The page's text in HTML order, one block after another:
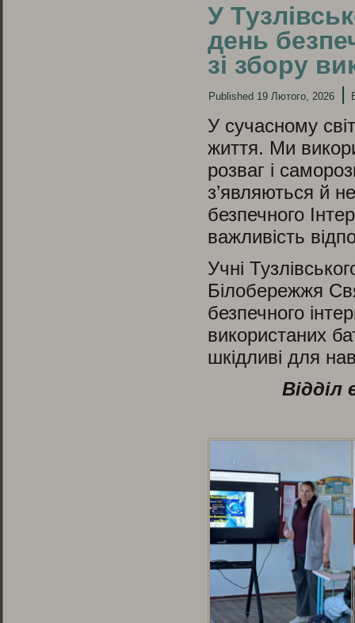
У
день
зі збору
Published 19 Лютого, 2026 |
У сучасному
життя. Ми
розваг і
з’являються й
безпечного
важливість
Учні
Білобережжя
безпечного
використаних
шкідливі для
Відділ